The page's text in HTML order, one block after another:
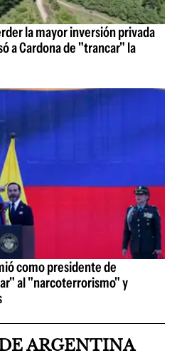
la mayor inversión privada
a Cardona de "trancar" la
como presidente de
al "narcoterrorismo" y
ARGENTINA